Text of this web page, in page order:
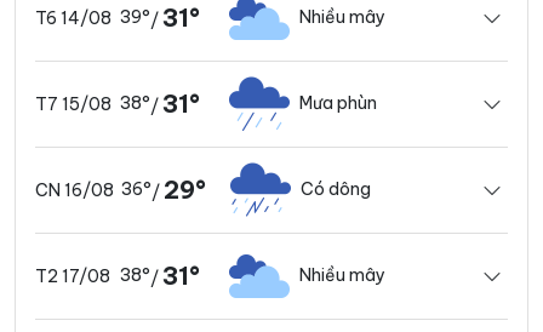
T6 14/08 39°/31° Nhiều mây
T7 15/08 38°/31° Mưa phùn
CN 16/08 36°/ 29° Có dông
T2 17/08 38°/31° Nhiều mây